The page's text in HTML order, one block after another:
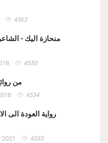
4563
منحازة اليك -
4550
من
4534
رواية العودة الى
2021 4533